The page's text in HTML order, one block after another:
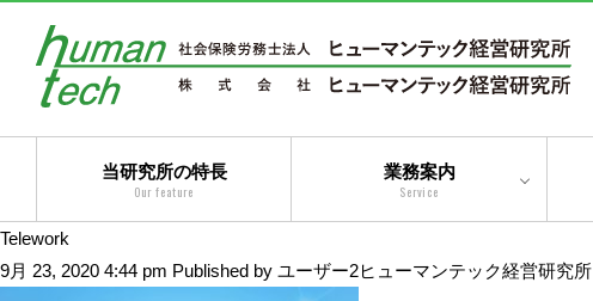
当研究所の特長
Our feature
業務案内
Service
二法人体制によるトータ
ルサービス
Telework
9月 23, 2020 4:44 pm Published by ユーザー2ヒューマンテック経営研究所